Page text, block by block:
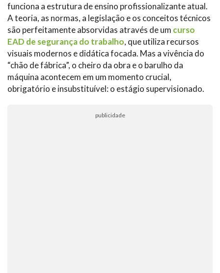
funciona a estrutura de ensino profissionalizante atual.
A teoria, as normas, a legislação e os conceitos técnicos
são perfeitamente absorvidas através de um curso
EAD de segurança do trabalho, que utiliza recursos
visuais modernos e didática focada. Mas a vivência do
“chão de fábrica”, o cheiro da obra e o barulho da
máquina acontecem em um momento crucial,
obrigatório e insubstituível: o estágio supervisionado.
publicidade